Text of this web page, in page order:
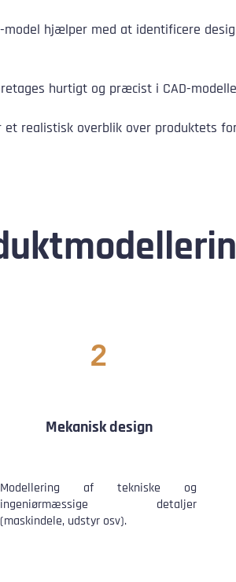
model hjælper med at identificere
hurtigt og præcist i CAD-
et realistisk overblik over produktets
2
Mekanisk design
Modellering af tekniske og
ingeniørmæssige detaljer
(maskindele, udstyr osv).